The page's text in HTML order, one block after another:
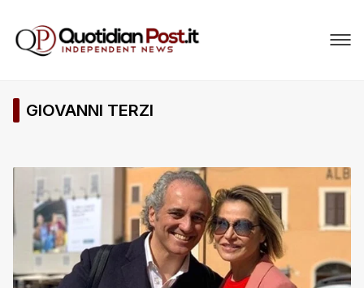
GIOVANNI TERZI